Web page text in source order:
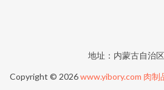
地址：内蒙古自治
Copyright © 2026www.yibory.com 肉制